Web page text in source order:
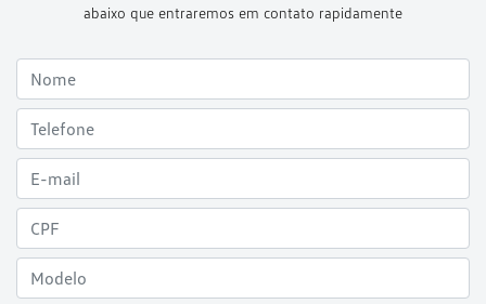
abaixo que entraremos em contato rapidamente